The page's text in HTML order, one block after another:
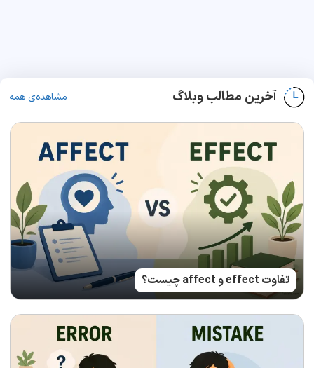
آخرین مطالب وبلاگ مشاهده‌ی همه
تفاوت effect و affect چیست؟